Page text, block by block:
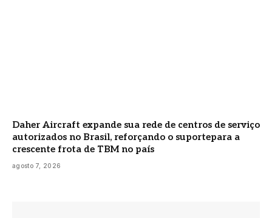
Daher Aircraft expande sua rede de centros de serviço
autorizados no Brasil, reforçando o suportepara a
crescente frota de TBM no país
agosto 7, 2026